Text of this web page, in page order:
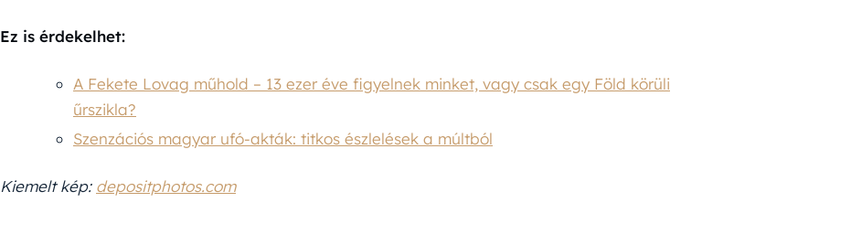
Ez is érdekelhet:
A Fekete Lovag műhold – 13 ezer éve figyelnek minket, vagy csak egy Föld körüli
űrszikla?
Szenzációs magyar ufó-akták: titkos észlelések a múltból
Kiemelt kép: depositphotos.com